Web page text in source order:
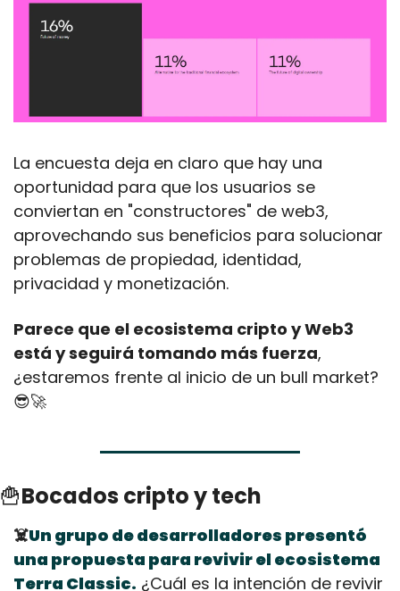
La encuesta deja en claro que hay una
oportunidad para que los usuarios se
conviertan en "constructores" de web3,
aprovechando sus beneficios para solucionar
problemas de propiedad, identidad,
privacidad y monetización.
Parece que el ecosistema cripto y Web3
está y seguirá tomando más fuerza,
¿estaremos frente al inicio de un bull market?
😎🚀
🍟Bocados cripto y tech
☠️Un grupo de desarrolladores presentó
una propuesta para revivir el ecosistema
Terra Classic. ¿Cuál es la intención de revivir